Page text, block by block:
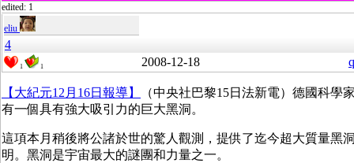
edited: 1
eliu
4
1 1 2008-12-18
【大紀元12月16日報導】
（中央社巴黎15日法新電）德國科學
有一個具有強大吸引力的巨大黑洞。
這項本月稍後將公諸於世的驚人觀測，提供了迄今超大質量黑
明。黑洞是宇宙最大的謎團和力量之一。